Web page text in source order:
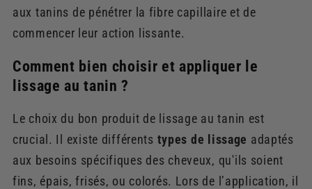
aux tanins de pénétrer la fibre capillaire et de
commencer leur action lissante.
Comment bien choisir et appliquer le
lissage au tanin ?
Le choix du bon produit de lissage au tanin est
crucial. Il existe différents types de lissage adaptés
aux besoins spécifiques des cheveux, qu'ils soient
fins, épais, frisés, ou colorés. Lors de l’application, il